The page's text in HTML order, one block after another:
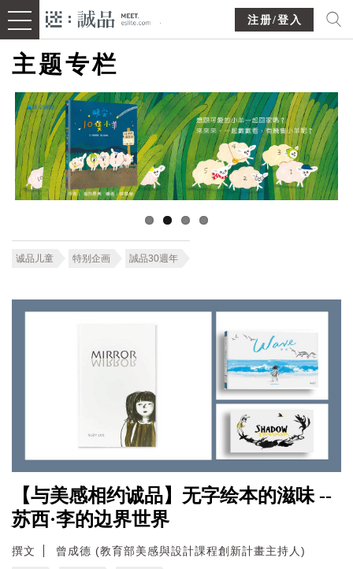
注册/登入
主题专栏
诚品儿童 特别企画 誠品30週年
【与美感相约诚品】无字绘本的滋味 --
苏西·李的边界世界
撰文 曾成德 (教育部美感與設計課程創新計畫主持人)